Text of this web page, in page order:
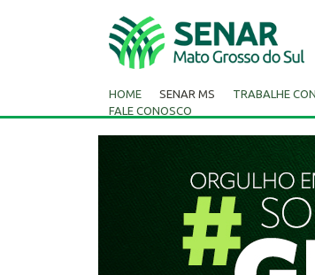
HOME SENAR MS TRABALHE
FALE CONOSCO